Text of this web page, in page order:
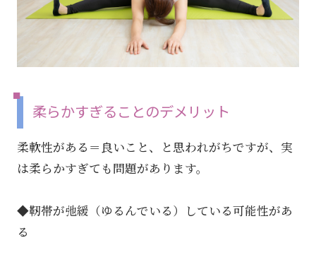
柔らかすぎることのデメリット
柔軟性がある＝良いこと、と思われがちですが、実
は柔らかすぎても問題があります。
◆靭帯が弛緩（ゆるんでいる）している可能性があ
る